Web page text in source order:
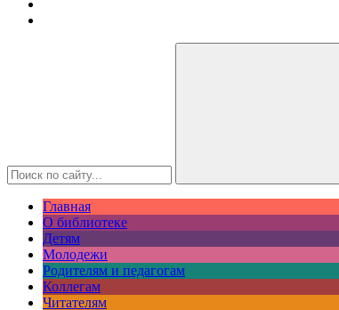
Главная
О библиотеке
Детям
Молодежи
Родителям и педагогам
Коллегам
Читателям